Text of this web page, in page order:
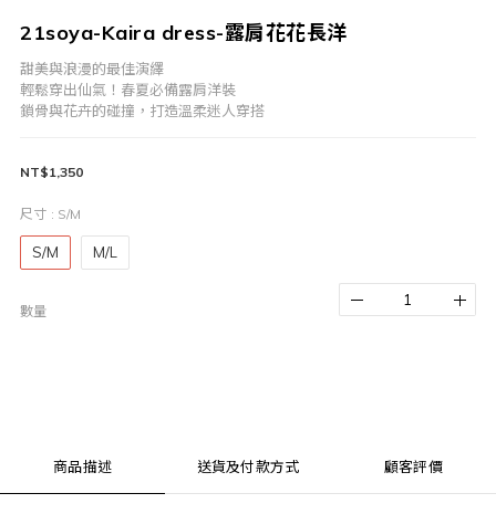
21soya-Kaira dress-露肩花花長洋
甜美與浪漫的最佳演繹
輕鬆穿出仙氣！春夏必備露肩洋裝
鎖骨與花卉的碰撞，打造溫柔迷人穿搭
NT$1,350
尺寸 : S/M
S/M M/L
數量
商品描述 送貨及付款方式 顧客評價